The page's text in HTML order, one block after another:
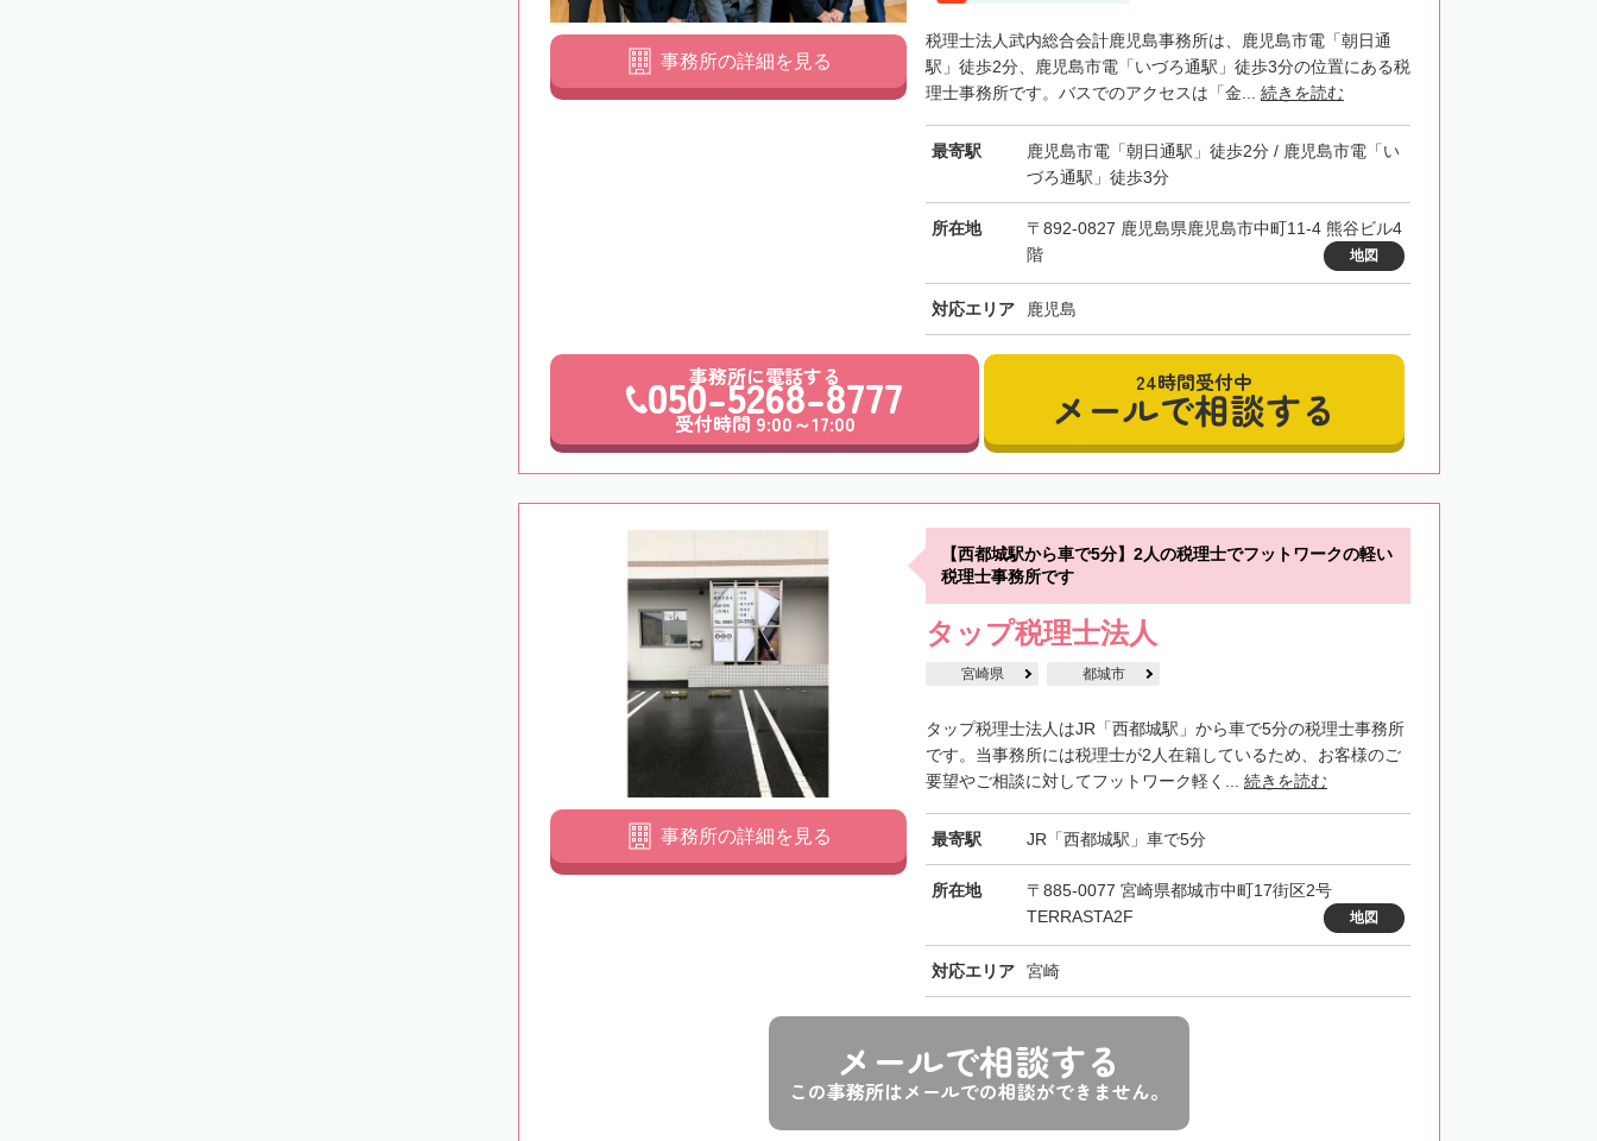
税理士法人武内総合会計鹿児島事務所は、鹿児島市電「朝日通
駅」徒歩2分、鹿児島市電「いづろ通駅」徒歩3分の位置にある税
理士事務所です。バスでのアクセスは「金... 続きを読む
最寄駅
鹿児島市電「朝日通駅」徒歩2分 / 鹿児島市電「い
づろ通駅」徒歩3分
所在地
〒892-0827 鹿児島県鹿児島市中町11-4 熊谷ビル4
階
地図
対応エリア 鹿児島
事務所の詳細を見る
事務所に電話する
050-5268-8777
受付時間 9:00～17:00
24時間受付中
メールで相談する
【西都城駅から車で5分】2人の税理士でフットワークの軽い
税理士事務所です
タップ税理士法人
宮崎県 都城市
タップ税理士法人はJR「西都城駅」から車で5分の税理士事務所
です。当事務所には税理士が2人在籍しているため、お客様のご
要望やご相談に対してフットワーク軽く... 続きを読む
最寄駅 JR「西都城駅」車で5分
所在地
〒885-0077 宮崎県都城市中町17街区2号
TERRASTA2F
地図
対応エリア 宮崎
事務所の詳細を見る
メールで相談する
この事務所はメールでの相談ができません。